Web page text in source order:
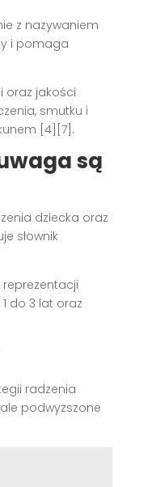
z nazywaniem
i pomaga
oraz jakości
smutku i
[4][7].
są
dziecka oraz
słownik
do 3 lat oraz
radzenia
podwyższone